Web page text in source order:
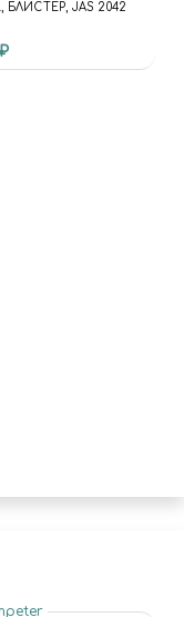
БЛИСТЕР, JAS 2042